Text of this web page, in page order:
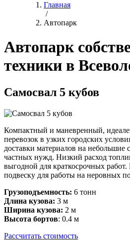
Главная
/
Автопарк
Автопарк
техники в
Самосвал 5 кубов
Компактный и маневренный,
перевозок в узких городских
доставки материалов на небольшие
частных нужд. Низкий расход
выгодной для краткосрочных
подвеску для работы на неровных
Грузоподъемность: 6 тонн
Длина кузова: 3 м
Ширина кузова: 2 м
Высота бортов: 0.4 м
Рассчитать стоимость